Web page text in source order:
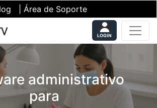
Área de Soporte
LOGIN
administrativo
para